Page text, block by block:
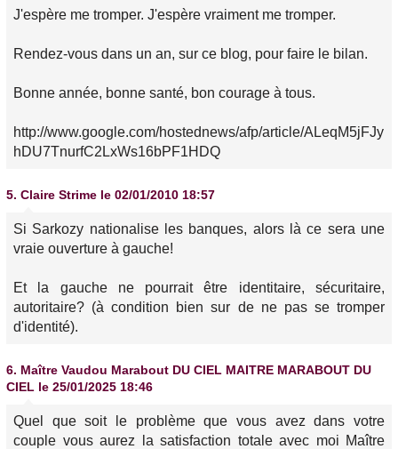
J'espère me tromper. J'espère vraiment me tromper.
Rendez-vous dans un an, sur ce blog, pour faire le bilan.
Bonne année, bonne santé, bon courage à tous.
http://www.google.com/hostednews/afp/article/ALeqM5jFJy
hDU7TnurfC2LxWs16bPF1HDQ
5. Claire Strime le 02/01/2010 18:57
Si Sarkozy nationalise les banques, alors là ce sera une
vraie ouverture à gauche!
Et la gauche ne pourrait être identitaire, sécuritaire,
autoritaire? (à condition bien sur de ne pas se tromper
d'identité).
6. Maître Vaudou Marabout DU CIEL MAITRE MARABOUT DU
CIEL le 25/01/2025 18:46
Quel que soit le problème que vous avez dans votre
couple vous aurez la satisfaction totale avec moi Maître